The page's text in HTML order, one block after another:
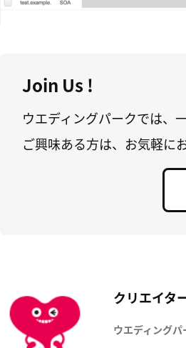
Join Us !
ウエディングパークでは、
ご興味ある方は、お気軽に
クリエイタ
ウエディングパ